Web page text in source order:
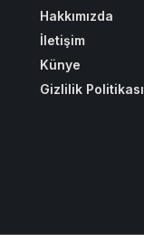
Hakkımızda
İletişim
Künye
Gizlilik Politikası